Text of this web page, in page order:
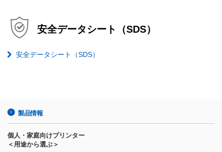
安全データシート（SDS）
安全データシート（SDS）
製品情報
個人・家庭向けプリンター
＜用途から選ぶ＞